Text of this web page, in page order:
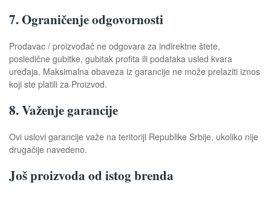
7. Ograničenje odgovornosti
Prodavac / proizvođač ne odgovara za indirektne štete,
posledične gubitke, gubitak profita ili podataka usled kvara
uređaja. Maksimalna obaveza iz garancije ne može prelaziti iznos
koji ste platili za Proizvod.
8. Važenje garancije
Ovi uslovi garancije važe na teritoriji Republike Srbije, ukoliko nije
drugačije navedeno.
Još proizvoda od istog brenda